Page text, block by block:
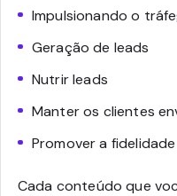
Impulsionando o
Geração de leads
Nutrir leads
Manter os clientes
Promover a
Cada conteúdo que